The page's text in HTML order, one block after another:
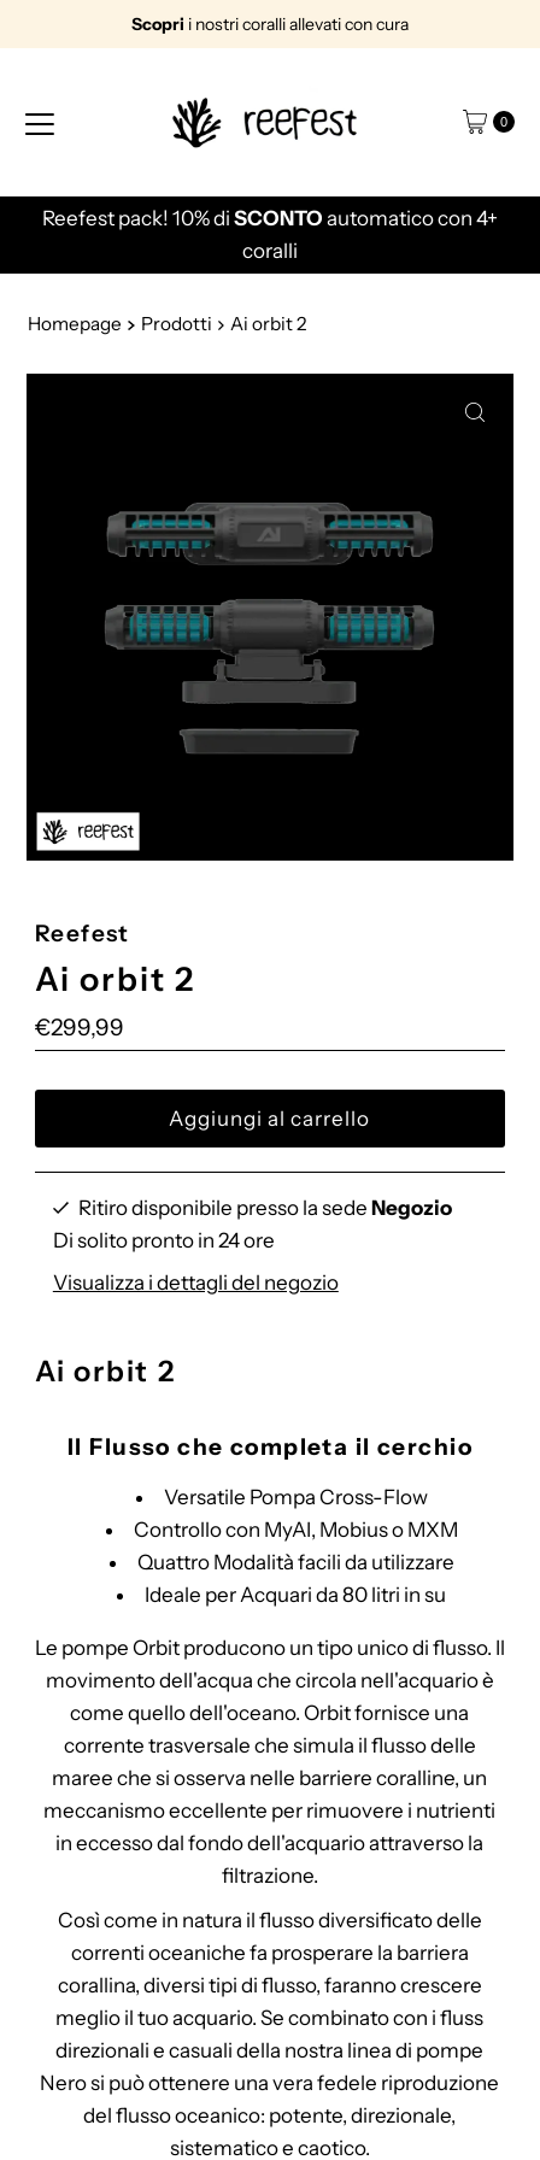
Vai direttamente ai contenuti
Scopri i nostri coralli allevati con cura
0
Reefest pack! 10% di SCONTO automatico con 4+
coralli
Homepage Prodotti Ai orbit 2
Reefest
Ai orbit 2
Prezzo
di
listino
€299,99
Ritiro disponibile presso la sede Negozio
Di solito pronto in 24 ore
Visualizza i dettagli del negozio
Ai orbit 2
Il Flusso che completa il cerchio
Versatile Pompa Cross-Flow
Controllo con MyAI, Mobius o MXM
Quattro Modalità facili da utilizzare
Ideale per Acquari da 80 litri in su
Le pompe Orbit producono un tipo unico di flusso. Il
movimento dell'acqua che circola nell'acquario è
come quello dell'oceano. Orbit fornisce una
corrente trasversale che simula il flusso delle
maree che si osserva nelle barriere coralline, un
meccanismo eccellente per rimuovere i nutrienti
in eccesso dal fondo dell'acquario attraverso la
filtrazione.
Così come in natura il flusso diversificato delle
correnti oceaniche fa prosperare la barriera
corallina, diversi tipi di flusso, faranno crescere
meglio il tuo acquario. Se combinato con i fluss
direzionali e casuali della nostra linea di pompe
Nero si può ottenere una vera fedele riproduzione
del flusso oceanico: potente, direzionale,
sistematico e caotico.